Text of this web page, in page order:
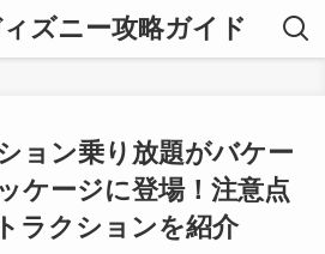
ズニー攻略ガイド
ョン乗り放題がバケー
ケージに登場！注意点
ラクションを紹介